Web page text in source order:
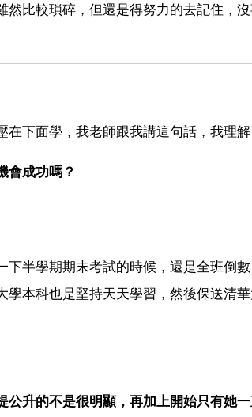
比較瑣碎，但還是得努力的去記住，
下面學，我老師跟我講這句話，我理解
會成功嗎？
下半學期期末考試的時候，還是全班倒
學本科也是堅持天天學習，然後保送清
公升的不是很明顯，再加上開始只有她